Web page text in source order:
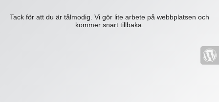
Tack för att du är tålmodig. Vi gör lite arbete på webbplatsen och
kommer snart tillbaka.